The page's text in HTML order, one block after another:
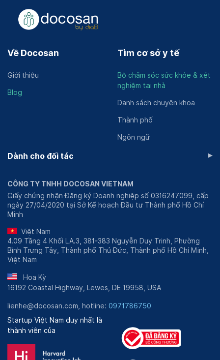
Về Docosan
Giới thiệu
Blog
Tìm cơ sở y tế
Bộ chăm sóc sức khỏe & xét
nghiệm tại nhà
Danh sách chuyên khoa
Thành phố
Ngôn ngữ
Dành cho đối tác ▸
CÔNG TY TNHH DOCOSAN VIETNAM
Giấy chứng nhận Đăng ký Doanh nghiệp số 0316247099, cấp
ngày 27/04/2020 tại Sở Kế hoạch Đầu tư Thành phố Hồ Chí
Minh
Việt Nam
4.09 Tầng 4 Khối LA.3, 381-383 Nguyễn Duy Trinh, Phường
Bình Trưng Tây, Thành phố Thủ Đức, Thành phố Hồ Chí Minh,
Việt Nam
Hoa Kỳ
16192 Coastal Highway, Lewes, DE 19958, USA
lienhe@docosan.com, hotline: 0971786750
Startup Việt Nam duy nhất là
thành viên của